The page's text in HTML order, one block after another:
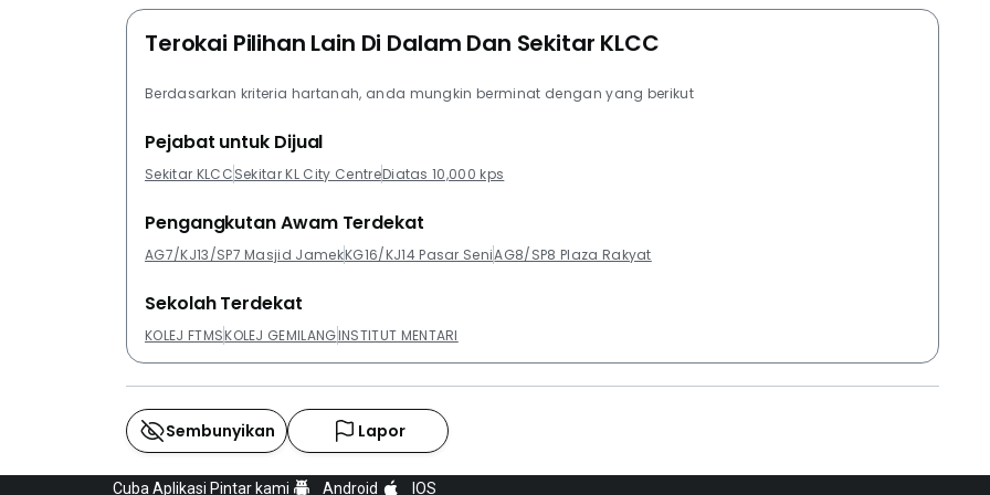
Terokai Pilihan Lain Di Dalam Dan Sekitar KLCC
Berdasarkan kriteria hartanah, anda mungkin berminat dengan yang berikut
Pejabat untuk Dijual
Sekitar KLCCSekitar KL City CentreDiatas 10,000 kps
Pengangkutan Awam Terdekat
AG7/KJ13/SP7 Masjid JamekKG16/KJ14 Pasar SeniAG8/SP8 Plaza Rakyat
Sekolah Terdekat
KOLEJ FTMSKOLEJ GEMILANGINSTITUT MENTARI
Sembunyikan Lapor
Cuba Aplikasi Pintar kami Android IOS